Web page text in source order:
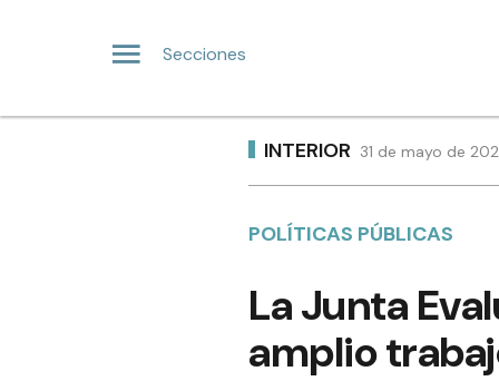
Secciones
INTERIOR 31 de mayo de
POLÍTICAS PÚBLICAS
La Junta
amplio